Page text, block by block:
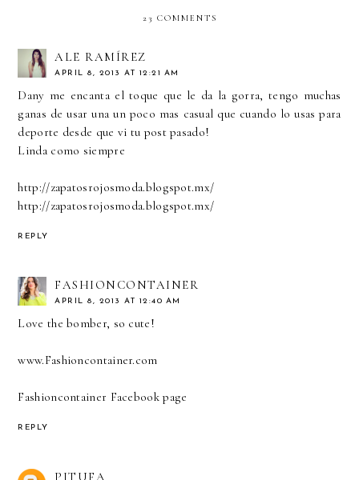
23 COMMENTS
ALE RAMÍREZ
APRIL 8, 2013 AT 12:21 AM
Dany me encanta el toque que le da la gorra, tengo muchas
ganas de usar una un poco mas casual que cuando lo usas para
deporte desde que vi tu post pasado!
Linda como siempre
http://zapatosrojosmoda.blogspot.mx/
http://zapatosrojosmoda.blogspot.mx/
REPLY
FASHIONCONTAINER
APRIL 8, 2013 AT 12:40 AM
Love the bomber, so cute!
www.Fashioncontainer.com
Fashioncontainer Facebook page
REPLY
PITUFA